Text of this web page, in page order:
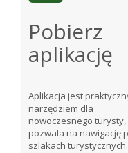
Pobierz
aplikację
Aplikacja jest
narzędziem dla
nowoczesnego turysty,
pozwala na nawigację
szlakach turystycznych.